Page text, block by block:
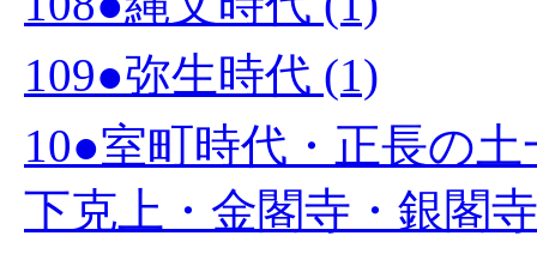
109●弥生時代 (1)
10●室町時代・正長の
下克上・金閣寺・銀閣